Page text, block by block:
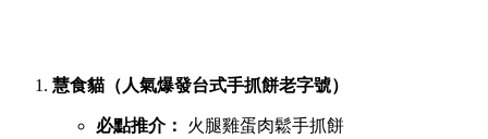
慧食貓（人氣爆發台式手抓餅老字號）
必點推介： 火腿雞蛋肉鬆手抓餅